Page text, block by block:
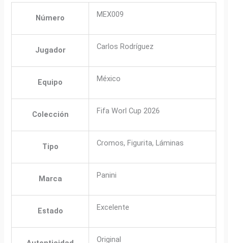
Número MEX009
Jugador Carlos Rodríguez
Equipo México
Colección Fifa Worl Cup 2026
Tipo Cromos, Figurita, Láminas
Marca Panini
Estado Excelente
Original